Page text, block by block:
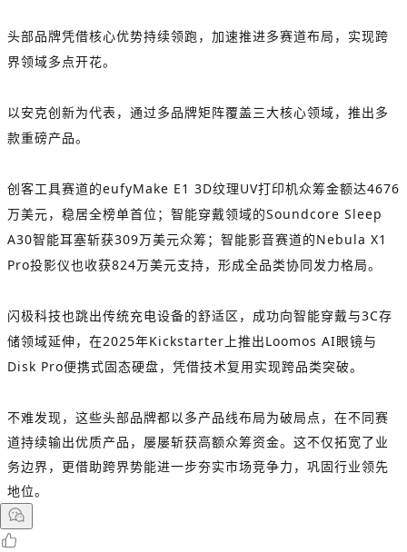
头部品牌凭借核心优势持续领跑，加速推进多赛道布局，实现跨
界领域多点开花。
以安克创新为代表，通过多品牌矩阵覆盖三大核心领域，推出多
款重磅产品。
创客工具赛道的eufyMake E1 3D纹理UV打印机众筹金额达4676
万美元，稳居全榜单首位；智能穿戴领域的Soundcore Sleep
A30智能耳塞斩获309万美元众筹；智能影音赛道的Nebula X1
Pro投影仪也收获824万美元支持，形成全品类协同发力格局。
闪极科技也跳出传统充电设备的舒适区，成功向智能穿戴与3C存
储领域延伸，在2025年Kickstarter上推出Loomos AI眼镜与
Disk Pro便携式固态硬盘，凭借技术复用实现跨品类突破。
不难发现，这些头部品牌都以多产品线布局为破局点，在不同赛
道持续输出优质产品，屡屡斩获高额众筹资金。这不仅拓宽了业
务边界，更借助跨界势能进一步夯实市场竞争力，巩固行业领先
地位。